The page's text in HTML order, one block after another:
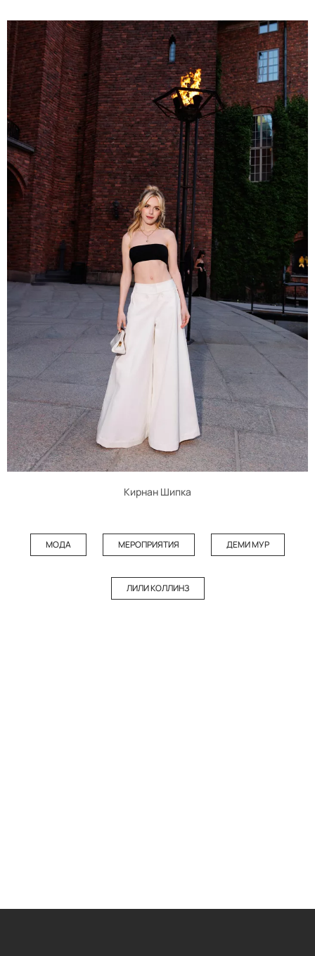
Кирнан Шипка
МОДА МЕРОПРИЯТИЯ ДЕМИ МУР
ЛИЛИ КОЛЛИНЗ